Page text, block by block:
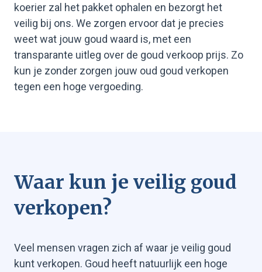
koerier zal het pakket ophalen en bezorgt het
veilig bij ons. We zorgen ervoor dat je precies
weet wat jouw goud waard is, met een
transparante uitleg over de goud verkoop prijs. Zo
kun je zonder zorgen jouw oud goud verkopen
tegen een hoge vergoeding.
Waar kun je veilig goud
verkopen?
Veel mensen vragen zich af waar je veilig goud
kunt verkopen. Goud heeft natuurlijk een hoge